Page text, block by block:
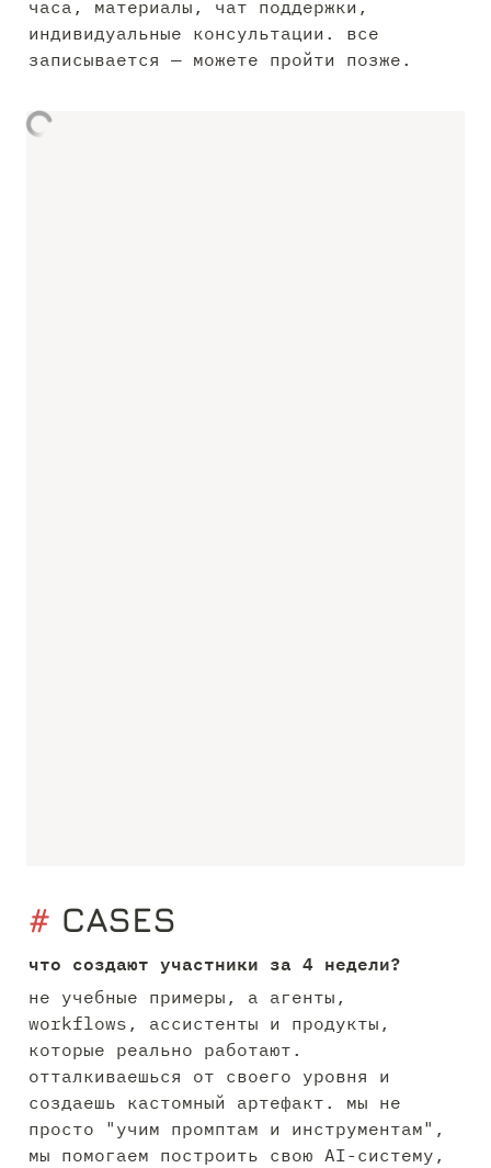
часа, материалы, чат поддержки,
индивидуальные консультации. все
записывается — можете пройти позже.
# CASES
что создают участники за 4 недели?
не учебные примеры, а агенты,
workflows, ассистенты и продукты,
которые реально работают.
отталкиваешься от своего уровня и
создаешь кастомный артефакт. мы не
просто "учим промптам и инструментам",
мы помогаем построить свою AI-систему,